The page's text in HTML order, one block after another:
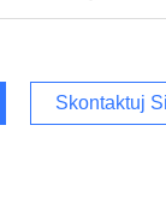
Skontaktuj